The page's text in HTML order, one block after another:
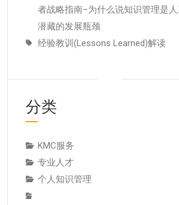
者战略指南–为什么说知识管理是
潜藏的发展瓶颈
经验教训(Lessons Learned)解读
分类
KMC服务
专业人才
个人知识管理